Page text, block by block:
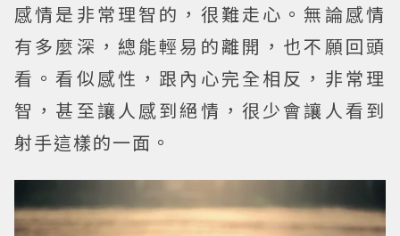
感情是非常理智的，很難走心。無論感情
有多麼深，總能輕易的離開，也不願回頭
看。看似感性，跟內心完全相反，非常理
智，甚至讓人感到絕情，很少會讓人看到
射手這樣的一面。